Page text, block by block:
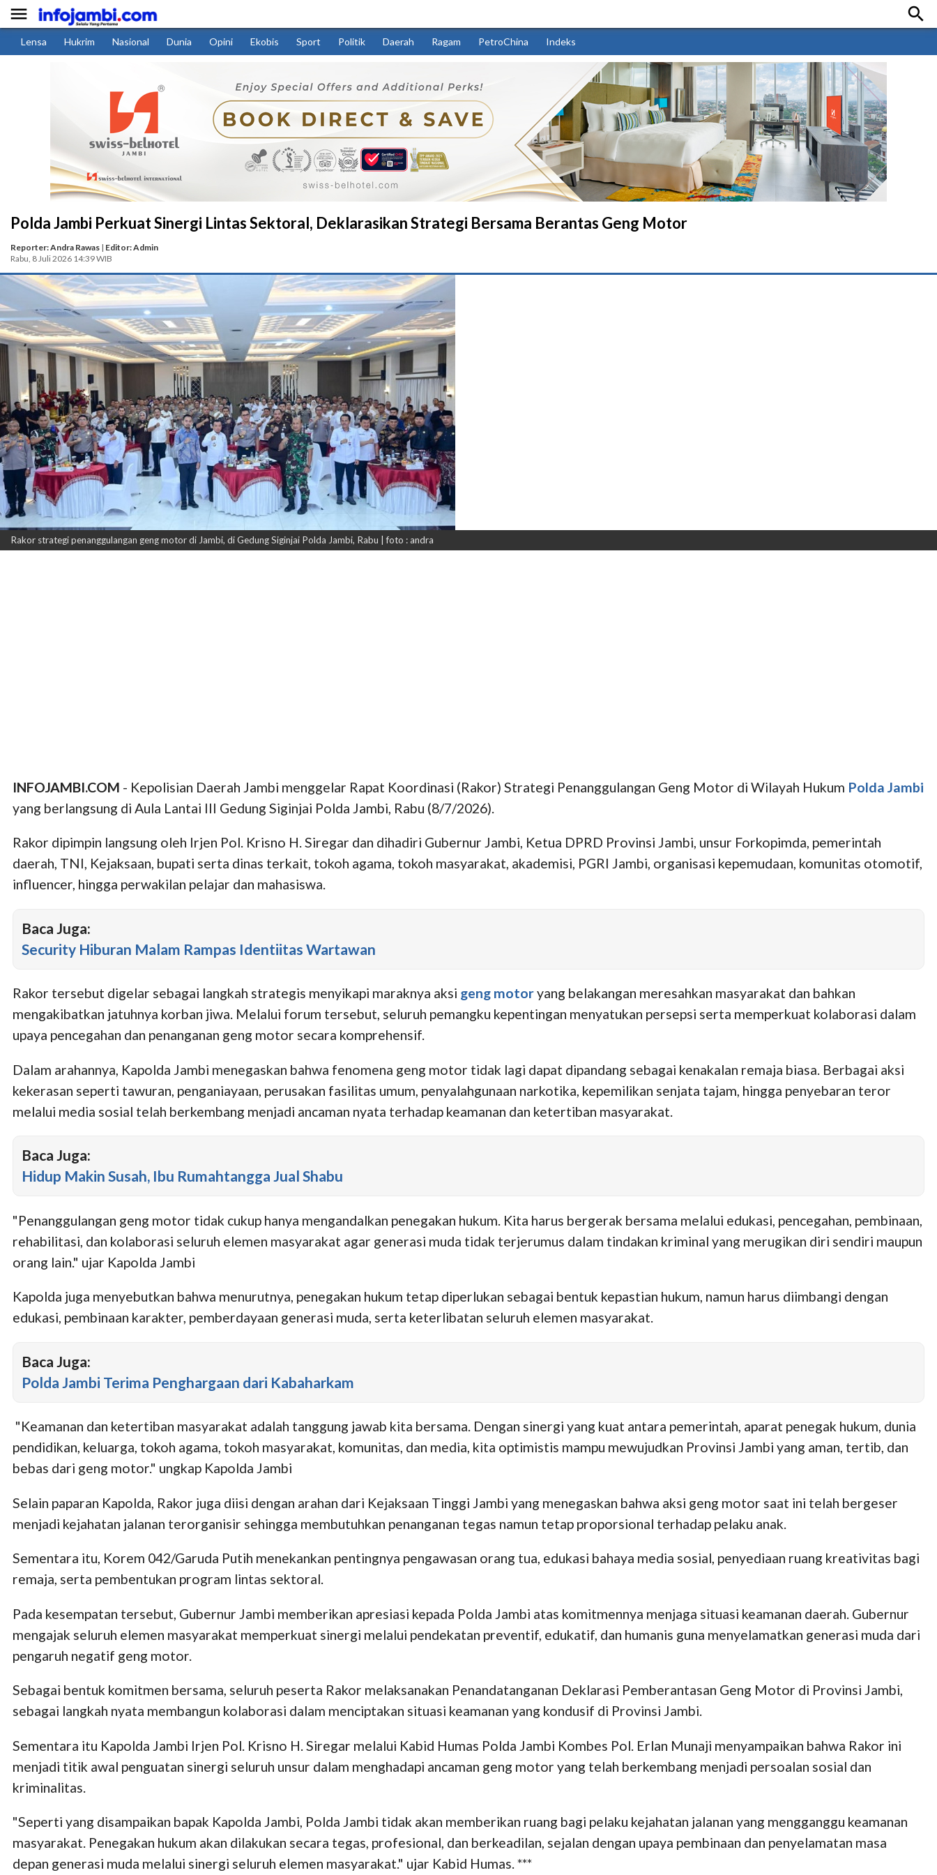
 
Lensa Hukrim Nasional Dunia Opini Ekobis Sport Politik Daerah Ragam PetroChina Indeks
Polda Jambi Perkuat Sinergi Lintas Sektoral, Deklarasikan Strategi Bersama Berantas Geng Motor
Reporter: Andra Rawas | Editor: Admin
Rabu, 8 Juli 2026 14:39 WIB
Rakor strategi penanggulangan geng motor di Jambi, di Gedung Siginjai Polda Jambi, Rabu | foto : andra
INFOJAMBI.COM - Kepolisian Daerah Jambi menggelar Rapat Koordinasi (Rakor) Strategi Penanggulangan Geng Motor di Wilayah Hukum Polda Jambi
yang berlangsung di Aula Lantai III Gedung Siginjai Polda Jambi, Rabu (8/7/2026).
Rakor dipimpin langsung oleh Irjen Pol. Krisno H. Siregar dan dihadiri Gubernur Jambi, Ketua DPRD Provinsi Jambi, unsur Forkopimda, pemerintah
daerah, TNI, Kejaksaan, bupati serta dinas terkait, tokoh agama, tokoh masyarakat, akademisi, PGRI Jambi, organisasi kepemudaan, komunitas otomotif,
influencer, hingga perwakilan pelajar dan mahasiswa.
Baca Juga:
Security Hiburan Malam Rampas Identiitas Wartawan
Rakor tersebut digelar sebagai langkah strategis menyikapi maraknya aksi geng motoryang belakangan meresahkan masyarakat dan bahkan
mengakibatkan jatuhnya korban jiwa. Melalui forum tersebut, seluruh pemangku kepentingan menyatukan persepsi serta memperkuat kolaborasi dalam
upaya pencegahan dan penanganan geng motor secara komprehensif.
Dalam arahannya, Kapolda Jambi menegaskan bahwa fenomena geng motor tidak lagi dapat dipandang sebagai kenakalan remaja biasa. Berbagai aksi
kekerasan seperti tawuran, penganiayaan, perusakan fasilitas umum, penyalahgunaan narkotika, kepemilikan senjata tajam, hingga penyebaran teror
melalui media sosial telah berkembang menjadi ancaman nyata terhadap keamanan dan ketertiban masyarakat.
Baca Juga:
Hidup Makin Susah, Ibu Rumahtangga Jual Shabu
"Penanggulangan geng motor tidak cukup hanya mengandalkan penegakan hukum. Kita harus bergerak bersama melalui edukasi, pencegahan, pembinaan,
rehabilitasi, dan kolaborasi seluruh elemen masyarakat agar generasi muda tidak terjerumus dalam tindakan kriminal yang merugikan diri sendiri maupun
orang lain." ujar Kapolda Jambi
Kapolda juga menyebutkan bahwa menurutnya, penegakan hukum tetap diperlukan sebagai bentuk kepastian hukum, namun harus diimbangi dengan
edukasi, pembinaan karakter, pemberdayaan generasi muda, serta keterlibatan seluruh elemen masyarakat.
Baca Juga:
Polda Jambi Terima Penghargaan dari Kabaharkam
"Keamanan dan ketertiban masyarakat adalah tanggung jawab kita bersama. Dengan sinergi yang kuat antara pemerintah, aparat penegak hukum, dunia
pendidikan, keluarga, tokoh agama, tokoh masyarakat, komunitas, dan media, kita optimistis mampu mewujudkan Provinsi Jambi yang aman, tertib, dan
bebas dari geng motor." ungkap Kapolda Jambi
Selain paparan Kapolda, Rakor juga diisi dengan arahan dari Kejaksaan Tinggi Jambi yang menegaskan bahwa aksi geng motor saat ini telah bergeser
menjadi kejahatan jalanan terorganisir sehingga membutuhkan penanganan tegas namun tetap proporsional terhadap pelaku anak.
Sementara itu, Korem 042/Garuda Putih menekankan pentingnya pengawasan orang tua, edukasi bahaya media sosial, penyediaan ruang kreativitas bagi
remaja, serta pembentukan program lintas sektoral.
Pada kesempatan tersebut, Gubernur Jambi memberikan apresiasi kepada Polda Jambi atas komitmennya menjaga situasi keamanan daerah. Gubernur
mengajak seluruh elemen masyarakat memperkuat sinergi melalui pendekatan preventif, edukatif, dan humanis guna menyelamatkan generasi muda dari
pengaruh negatif geng motor.
Sebagai bentuk komitmen bersama, seluruh peserta Rakor melaksanakan Penandatanganan Deklarasi Pemberantasan Geng Motor di Provinsi Jambi,
sebagai langkah nyata membangun kolaborasi dalam menciptakan situasi keamanan yang kondusif di Provinsi Jambi.
Sementara itu Kapolda Jambi Irjen Pol. Krisno H. Siregar melalui Kabid Humas Polda Jambi Kombes Pol. Erlan Munaji menyampaikan bahwa Rakor ini
menjadi titik awal penguatan sinergi seluruh unsur dalam menghadapi ancaman geng motor yang telah berkembang menjadi persoalan sosial dan
kriminalitas.
"Seperti yang disampaikan bapak Kapolda Jambi, Polda Jambi tidak akan memberikan ruang bagi pelaku kejahatan jalanan yang mengganggu keamanan
masyarakat. Penegakan hukum akan dilakukan secara tegas, profesional, dan berkeadilan, sejalan dengan upaya pembinaan dan penyelamatan masa
depan generasi muda melalui sinergi seluruh elemen masyarakat." ujar Kabid Humas. ***